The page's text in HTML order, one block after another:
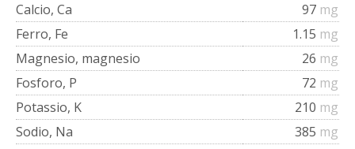
Calcio, Ca
97 mg
Ferro, Fe
1.15 mg
Magnesio, magnesio
26 mg
Fosforo, P
72 mg
Potassio, K
210 mg
Sodio, Na
385 mg